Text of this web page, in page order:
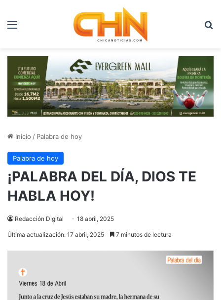
Menú
Inicio / Palabra de hoy
Palabra de hoy
¡PALABRA DEL DÍA, DIOS TE
HABLA HOY!
Redacción Digital 18 abril, 2025
Última actualización: 17 abril, 2025 7 minutos de lectura